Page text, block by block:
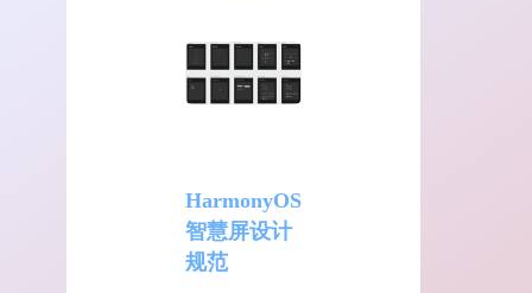
HarmonyOS
智慧屏设计
规范